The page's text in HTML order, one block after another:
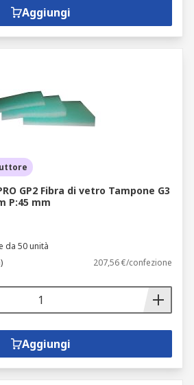
Aggiungi
GP2 Fibra di vetro Tampone G3
P:45 mm
da 50 unità
207,56 €/confezione
Aggiungi